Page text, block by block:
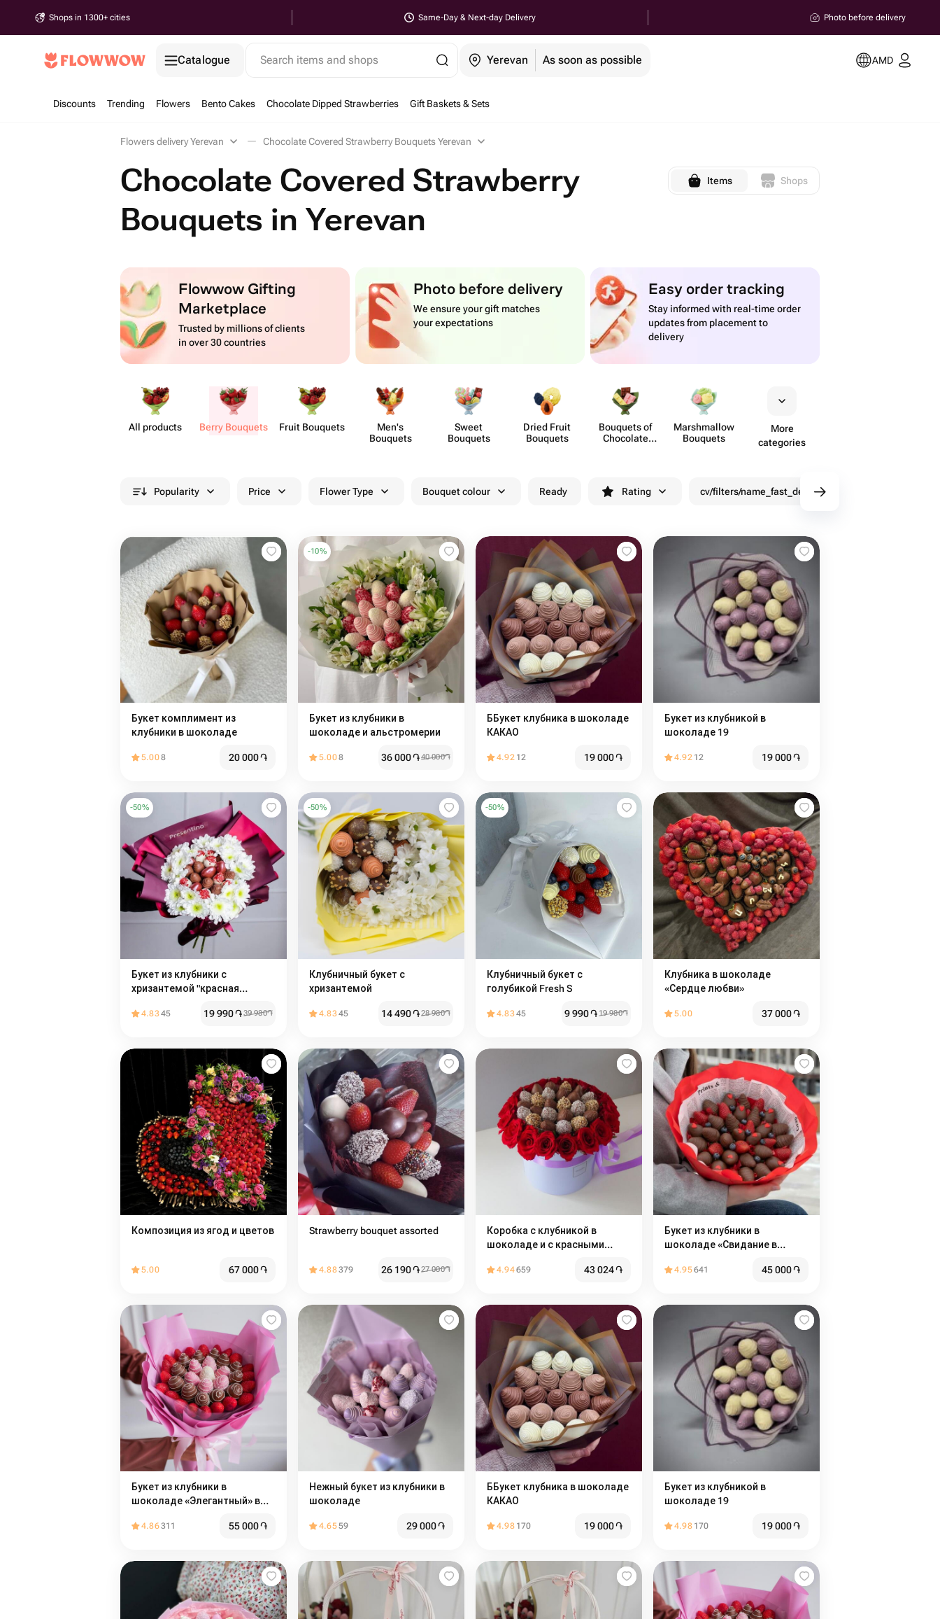
Shops in 1300+ cities Same-Day & Next-day Delivery Photo before delivery
Catalogue Search items and shops Yerevan As soon as possible AMD
Discounts Trending Flowers Bento Cakes Chocolate Dipped Strawberries Gift Baskets & Sets
Flowers delivery Yerevan Chocolate Covered Strawberry Bouquets Yerevan
Chocolate Covered Strawberry
Bouquets in Yerevan
Items Shops
Flowwow Gifting
Marketplace
Trusted by millions of clients
in over 30 countries
Photo before delivery
We ensure your gift matches
your expectations
Easy order tracking
Stay informed with real-time order
updates from placement to
delivery
All products Berry Bouquets Fruit Bouquets
Men's
Bouquets
Sweet
Bouquets
Dried Fruit
Bouquets
Bouquets of
Chocolate
Marsh​mallow
Bouquets
More
categories
Popularity Price Flower Type Bouquet colour Ready Rating cv/filters/name_fast_delivery
Букет комплимент из
клубники в шоколаде
5.008 20 000֏
-10%
Букет из клубники в
шоколаде и альстромерии
5.008 36 000֏40 000֏
ББукет клубника в шоколаде
КАКАО
4.92 12 19 000֏
Букет из клубникой в
шоколаде 19
4.92 12 19 000֏
-50%
Букет из клубники с
хризантемой "красная
4.8345 19 990֏39 980֏
-50%
Клубничный букет с
хризантемой
4.8345 14 490֏28 980֏
-50%
Клубничный букет с
голубикой Fresh S
4.8345 9 990֏19 980֏
Клубника в шоколаде
«Сердце любви»
5.00 37 000֏
Композиция из ягод и цветов
5.00 67 000֏
Strawberry bouquet assorted
4.88379 26 190֏27 000֏
Коробка с клубникой в
шоколаде и с красными
4.94659 43 024֏
Букет из клубники в
шоколаде «Свидание в
4.95641 45 000֏
Букет из клубники в
шоколаде «Элегантный» в
4.86311 55 000֏
Нежный букет из клубники в
шоколаде
4.6559 29 000֏
ББукет клубника в шоколаде
КАКАО
4.98 170 19 000֏
Букет из клубникой в
шоколаде 19
4.98 170 19 000֏